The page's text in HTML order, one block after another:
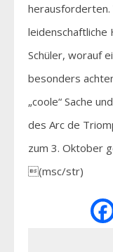
herausforderten.
leidenschaftliche
Schüler, worauf
besonders
„coole“ Sache
des Arc de
zum 3. Oktober
(msc/str)